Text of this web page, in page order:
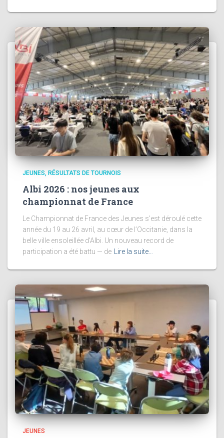
JEUNES RÉSULTATS DE TOURNOIS
Albi 2026 : nos jeunes aux
championnat de France
Le Championnat de France des Jeunes s’est déroulé cette
année du 19 au 26 avril, au cœur de l’Occitanie, dans la
belle ville ensoleillée d’Albi. Un nouveau record de
participation a été battu — de Lire la suite…
JEUNES